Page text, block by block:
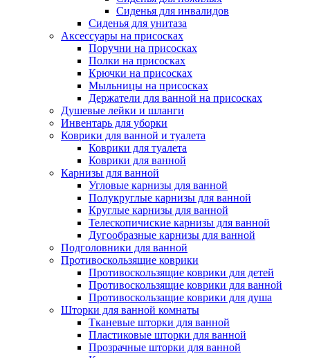
Сиденья для инвалидов
Сиденья для унитаза
Аксессуары на присосках
Поручни на присосках
Полки на присосках
Крючки на присосках
Мыльницы на присосках
Держатели для ванной на присосках
Душевые лейки и шланги
Инвентарь для уборки
Коврики для ванной и туалета
Коврики для туалета
Коврики для ванной
Карнизы для ванной
Угловые карнизы для ванной
Полукруглые карнизы для ванной
Круглые карнизы для ванной
Телескопичиские карнизы для ванной
Дугообразные карнизы для ванной
Подголовники для ванной
Противоскользящие коврики
Противоскользящие коврики для детей
Противоскользящие коврики для ванной
Противоскользащие коврики для душа
Шторки для ванной комнаты
Тканевые шторки для ванной
Пластиковые шторки для ванной
Прозрачные шторки для ванной